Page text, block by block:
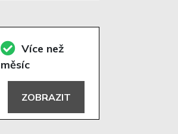
Více než
měsíc
ZOBRAZIT